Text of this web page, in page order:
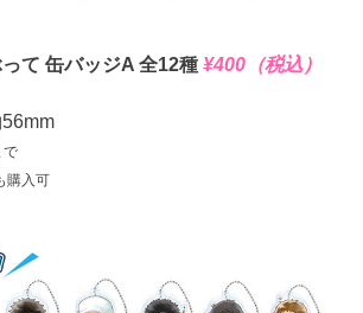
て 缶バッジA 全12種¥400（税込）
56mm
で
購入可